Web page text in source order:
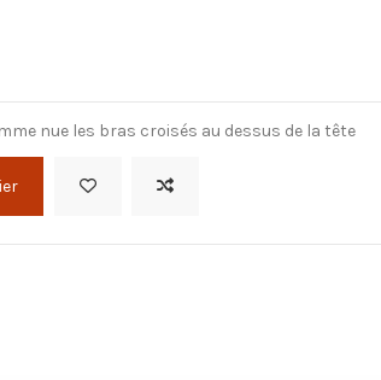
nue les bras croisés au dessus de la tête